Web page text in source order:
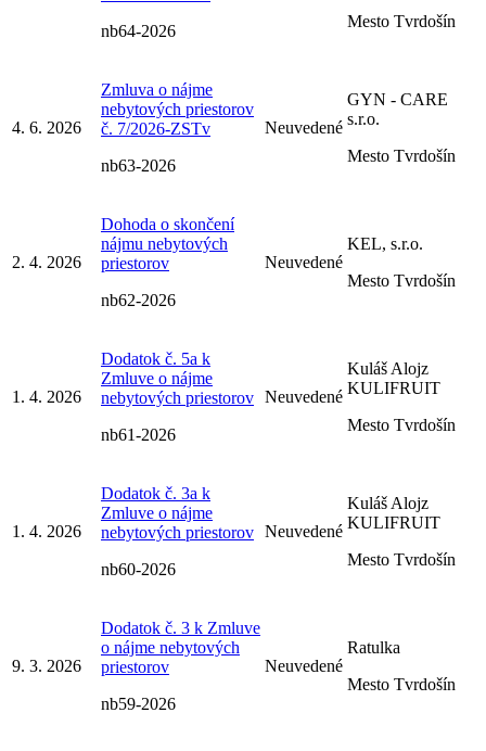
nb64-2026
Mesto Tvrdošín
4. 6. 2026
Zmluva o nájme
nebytových priestorov
č. 7/2026-ZSTv
nb63-2026
Neuvedené
GYN - CARE
s.r.o.
Mesto Tvrdošín
2. 4. 2026
Dohoda o skončení
nájmu nebytových
priestorov
nb62-2026
Neuvedené
KEL, s.r.o.
Mesto Tvrdošín
1. 4. 2026
Dodatok č. 5a k
Zmluve o nájme
nebytových priestorov
nb61-2026
Neuvedené
Kuláš Alojz
KULIFRUIT
Mesto Tvrdošín
1. 4. 2026
Dodatok č. 3a k
Zmluve o nájme
nebytových priestorov
nb60-2026
Neuvedené
Kuláš Alojz
KULIFRUIT
Mesto Tvrdošín
9. 3. 2026
Dodatok č. 3 k Zmluve
o nájme nebytových
priestorov
nb59-2026
Neuvedené
Ratulka
Mesto Tvrdošín